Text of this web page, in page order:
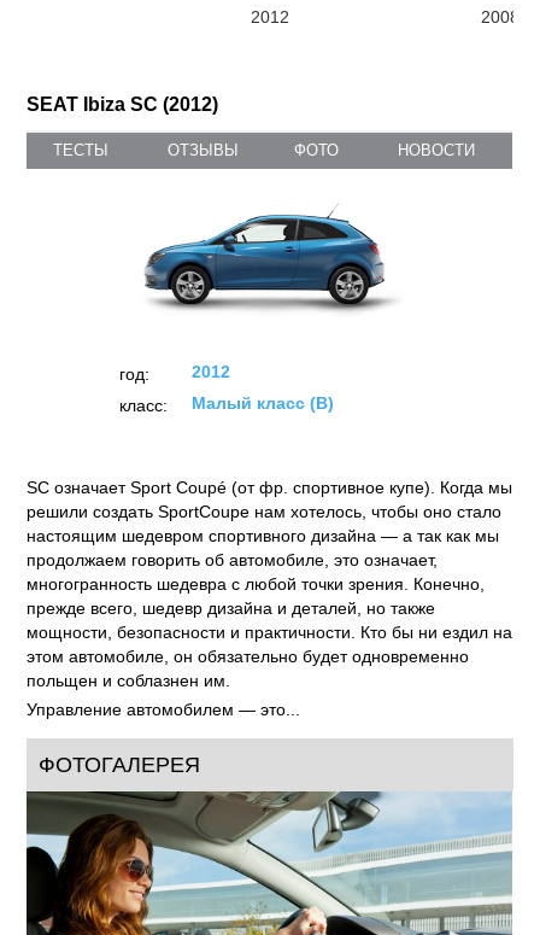
2012 2008
SEAT Ibiza SC (2012)
ТЕСТЫ ОТЗЫВЫ ФОТО НОВОСТИ
год:
2012
класс:
Малый класс (B)
SC означает Sport Coupé (от фр. спортивное купе). Когда мы
решили создать SportCoupe нам хотелось, чтобы оно стало
настоящим шедевром спортивного дизайна — а так как мы
продолжаем говорить об автомобиле, это означает,
многогранность шедевра с любой точки зрения. Конечно,
прежде всего, шедевр дизайна и деталей, но также
мощности, безопасности и практичности. Кто бы ни ездил на
этом автомобиле, он обязательно будет одновременно
польщен и соблазнен им.
Управление автомобилем — это...
ФОТОГАЛЕРЕЯ